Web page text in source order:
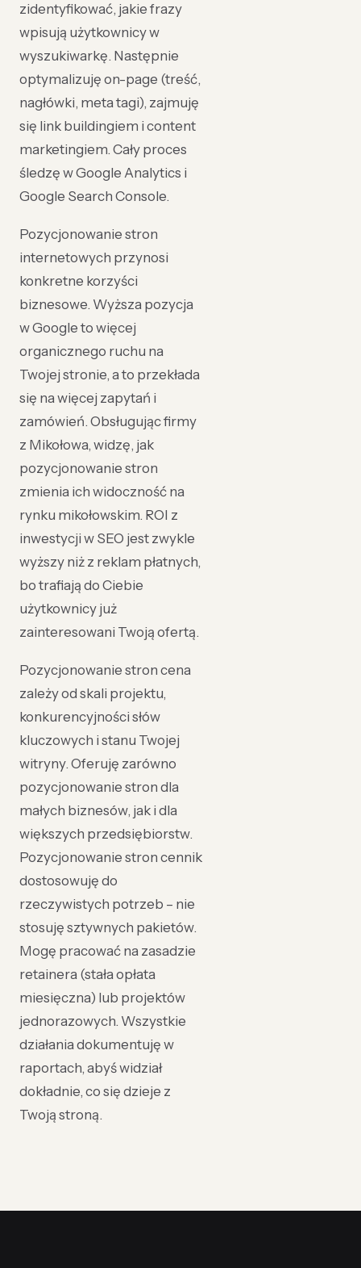
zidentyfikować, jakie frazy
wpisują użytkownicy w
wyszukiwarkę. Następnie
optymalizuję on-page (treść,
nagłówki, meta tagi), zajmuję
się link buildingiem i content
marketingiem. Cały proces
śledzę w Google Analytics i
Google Search Console.
Pozycjonowanie stron
internetowych przynosi
konkretne korzyści
biznesowe. Wyższa pozycja
w Google to więcej
organicznego ruchu na
Twojej stronie, a to przekłada
się na więcej zapytań i
zamówień. Obsługując firmy
z Mikołowa, widzę, jak
pozycjonowanie stron
zmienia ich widoczność na
rynku mikołowskim. ROI z
inwestycji w SEO jest zwykle
wyższy niż z reklam płatnych,
bo trafiają do Ciebie
użytkownicy już
zainteresowani Twoją ofertą.
Pozycjonowanie stron cena
zależy od skali projektu,
konkurencyjności słów
kluczowych i stanu Twojej
witryny. Oferuję zarówno
pozycjonowanie stron dla
małych biznesów, jak i dla
większych przedsiębiorstw.
Pozycjonowanie stron cennik
dostosowuję do
rzeczywistych potrzeb – nie
stosuję sztywnych pakietów.
Mogę pracować na zasadzie
retainera (stała opłata
miesięczna) lub projektów
jednorazowych. Wszystkie
działania dokumentuję w
raportach, abyś widział
dokładnie, co się dzieje z
Twoją stroną.